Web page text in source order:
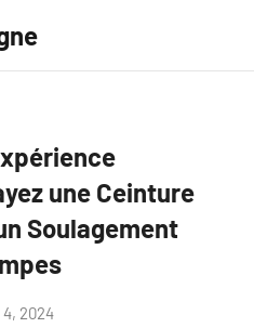
une Ceinture
Soulagement
4, 2024